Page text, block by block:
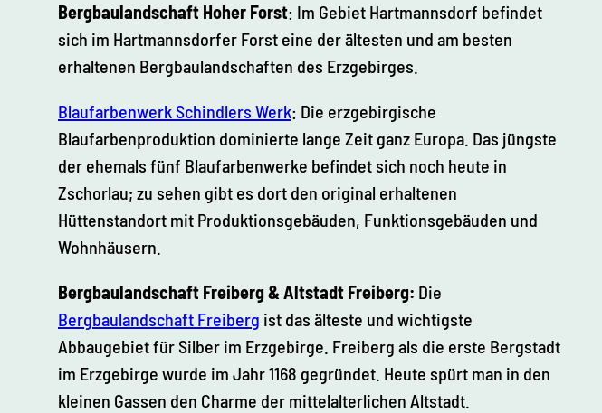
Bergbaulandschaft Hoher Forst: Im Gebiet Hartmannsdorf befindet
sich im Hartmannsdorfer Forst eine der ältesten und am besten
erhaltenen Bergbaulandschaften des Erzgebirges.
Blaufarbenwerk Schindlers Werk: Die erzgebirgische
Blaufarbenproduktion dominierte lange Zeit ganz Europa. Das jüngste
der ehemals fünf Blaufarbenwerke befindet sich noch heute in
Zschorlau; zu sehen gibt es dort den original erhaltenen
Hüttenstandort mit Produktionsgebäuden, Funktionsgebäuden und
Wohnhäusern.
Bergbaulandschaft Freiberg & Altstadt Freiberg: Die
Bergbaulandschaft Freiberg ist das älteste und wichtigste
Abbaugebiet für Silber im Erzgebirge. Freiberg als die erste Bergstadt
im Erzgebirge wurde im Jahr 1168 gegründet. Heute spürt man in den
kleinen Gassen den Charme der mittelalterlichen Altstadt.